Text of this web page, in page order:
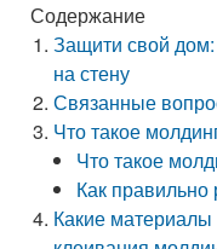
Содержание
Защити свой дом:
на стену
Связанные
Что такое
Что такое
Как
Какие